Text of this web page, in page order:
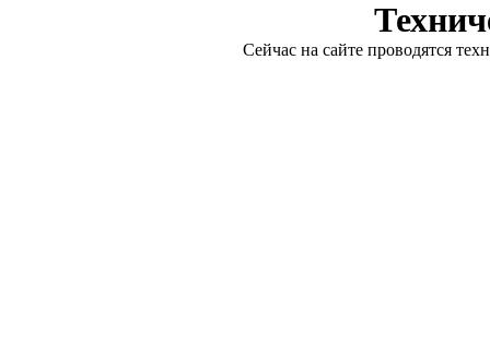
Сейчас на сайте проводятся